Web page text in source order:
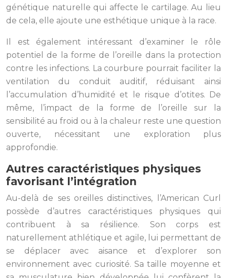
génétique naturelle qui affecte le cartilage. Au lieu
de cela, elle ajoute une esthétique unique à la race.
Il est également intéressant d’examiner le rôle
potentiel de la forme de l’oreille dans la protection
contre les infections. La courbure pourrait faciliter la
ventilation du conduit auditif, réduisant ainsi
l’accumulation d’humidité et le risque d’otites. De
même, l’impact de la forme de l’oreille sur la
sensibilité au froid ou à la chaleur reste une question
ouverte, nécessitant une exploration plus
approfondie.
Autres caractéristiques physiques
favorisant l’intégration
Au-delà de ses oreilles distinctives, l’American Curl
possède d’autres caractéristiques physiques qui
contribuent à sa résilience. Son corps est
naturellement athlétique et agile, lui permettant de
se déplacer avec aisance et d’explorer son
environnement avec curiosité. Sa taille moyenne et